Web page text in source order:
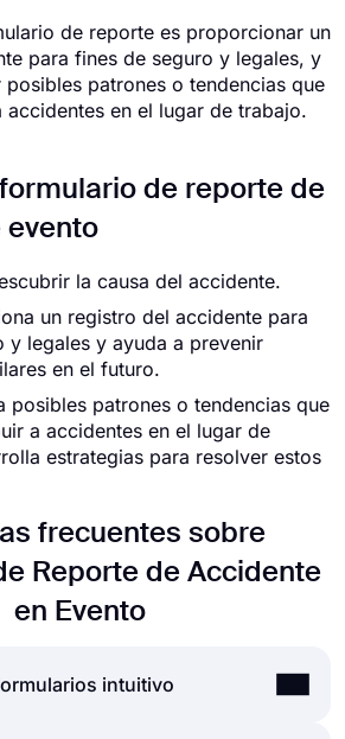
de reporte es proporcionar un
para fines de seguro y legales, y
patrones o tendencias que
en el lugar de trabajo.
de reporte de
evento
la causa del accidente.
un registro del accidente para
y legales y ayuda a prevenir
en el futuro.
posibles patrones o tendencias que
a accidentes en el lugar de
estrategias para resolver estos
frecuentes sobre
Reporte de Accidente
en Evento
intuitivo